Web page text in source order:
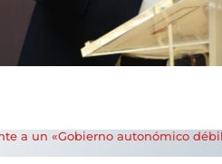
a un «Gobierno autonómico